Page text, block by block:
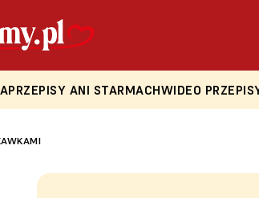
PRZEPISY ANI STARMACHWIDEO